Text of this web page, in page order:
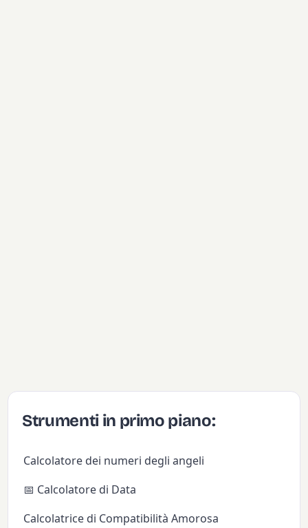
Strumenti in primo piano:
Calcolatore dei numeri degli angeli
📅 Calcolatore di Data
Calcolatrice di Compatibilità Amorosa